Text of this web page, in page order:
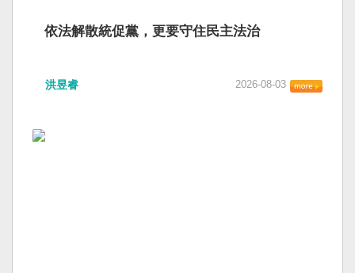
依法解散統促黨，更要守住民主法治
洪昱睿 2026-08-03